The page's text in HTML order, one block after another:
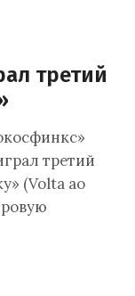
третий
третий
(Volta ao